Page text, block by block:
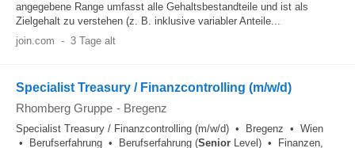
angegebene Range umfasst alle Gehaltsbestandteile und ist als
Zielgehalt zu verstehen (z. B. inklusive variabler Anteile...
join.com - 3 Tage alt
Specialist Treasury / Finanzcontrolling (m/w/d)
Rhomberg Gruppe - Bregenz
Specialist Treasury / Finanzcontrolling (m/w/d) • Bregenz • Wien
• Berufserfahrung • Berufserfahrung (Senior Level) • Finanzen,